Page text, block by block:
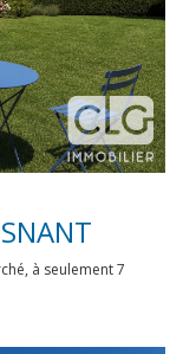
à seulement 7